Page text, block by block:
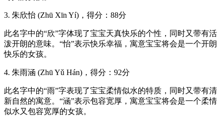
3. 朱欣怡 (Zhū Xīn Yí)，得分：88分
此名字中的“欣”字体现了宝宝天真快乐的个性，同时又带有活
泼开朗的意味。“怡”表示快乐幸福，寓意宝宝将会是一个开朗
快乐的女孩。
4. 朱雨涵 (Zhū Yǔ Hán)，得分：92分
此名字中的“雨”字表现了宝宝柔情似水的特质，同时又带有清
新自然的寓意。“涵”表示包容宽厚，寓意宝宝将会是一个柔情
似水又包容宽厚的女孩。